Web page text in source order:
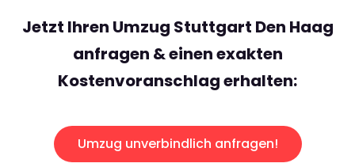
Jetzt Ihren Umzug Stuttgart Den Haag
anfragen & einen exakten
Kostenvoranschlag erhalten:
Umzug unverbindlich anfragen!